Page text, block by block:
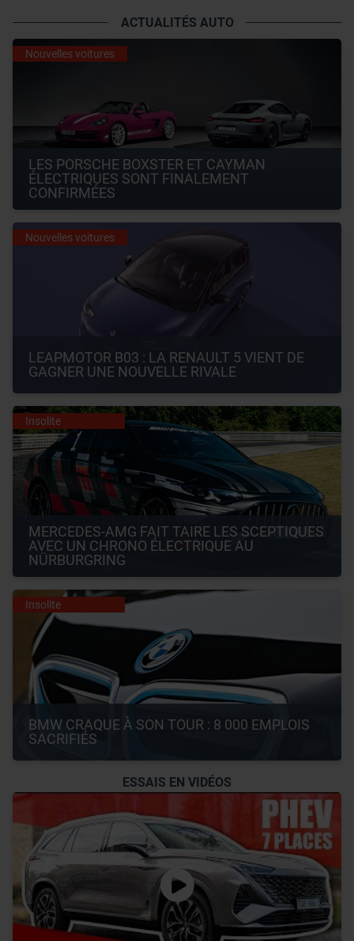
ACTUALITÉS AUTO
Nouvelles voitures
LES PORSCHE BOXSTER ET CAYMAN
ÉLECTRIQUES SONT FINALEMENT
CONFIRMÉES
Nouvelles voitures
LEAPMOTOR B03 : LA RENAULT 5 VIENT DE
GAGNER UNE NOUVELLE RIVALE
Insolite
MERCEDES-AMG FAIT TAIRE LES SCEPTIQUES
AVEC UN CHRONO ÉLECTRIQUE AU
NÜRBURGRING
Insolite
BMW CRAQUE À SON TOUR : 8 000 EMPLOIS
SACRIFIÉS
ESSAIS EN VIDÉOS